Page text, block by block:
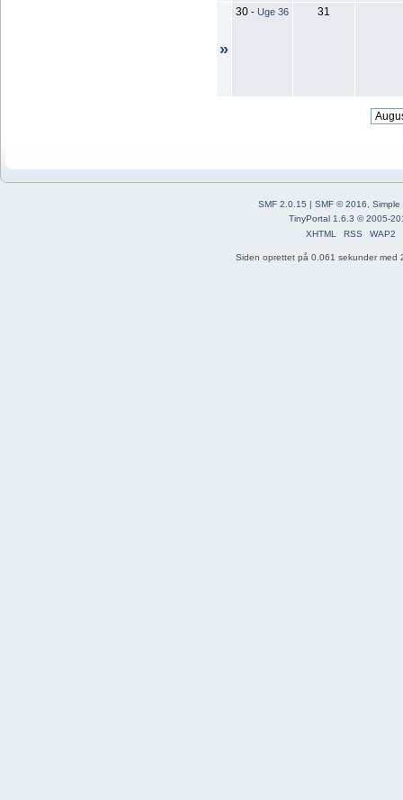
»
30 - Uge 36 31
SMF 2.0.15 | SMF © 2016, Simple
TinyPortal 1.6.3 ©2005-
XHTML
RSS WAP2
Siden oprettet på 0.061 sekunder med